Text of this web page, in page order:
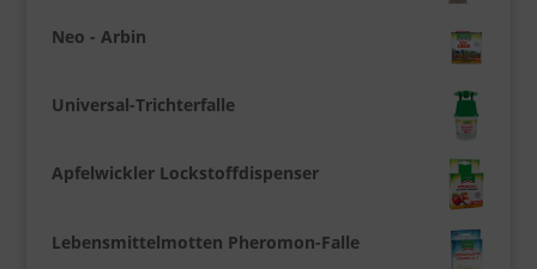
Neo - Arbin
Universal-Trichterfalle
Apfelwickler Lockstoffdispenser
Lebensmittelmotten Pheromon-Falle